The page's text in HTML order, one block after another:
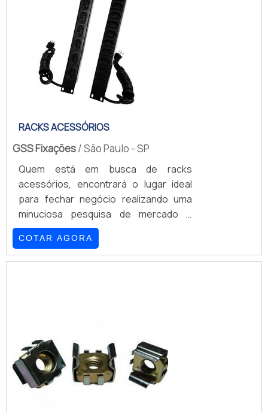
INTERESSANTES SOBRE FABRICANTE
DE RACK 19...
RACKS ACESSÓRIOS
GSS Fixações/ São Paulo - SP
Quem está em busca de racks
acessórios, encontrará o lugar ideal
para fechar negócio realizando uma
minuciosa pesquisa de mercado e
achando detalhes sobre a líder da área
de atuação.OUTRAS INFORMAÇÕES
SOBRE RACKS ACESSÓRIOSQuem está
garante o que há de melhor...
COTAR AGORA